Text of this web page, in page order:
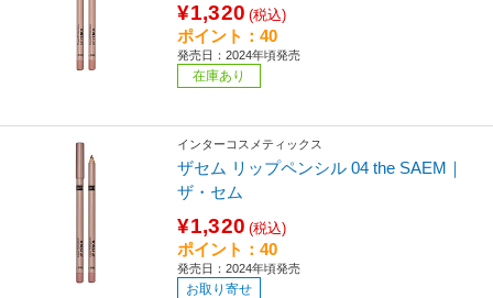
¥1,320 (税込)
ポイント：40
発売日：2024年頃発売
在庫あり
インターコスメティックス
ザセム リップペンシル 04 the SAEM｜
ザ・セム
¥1,320 (税込)
ポイント：40
発売日：2024年頃発売
お取り寄せ